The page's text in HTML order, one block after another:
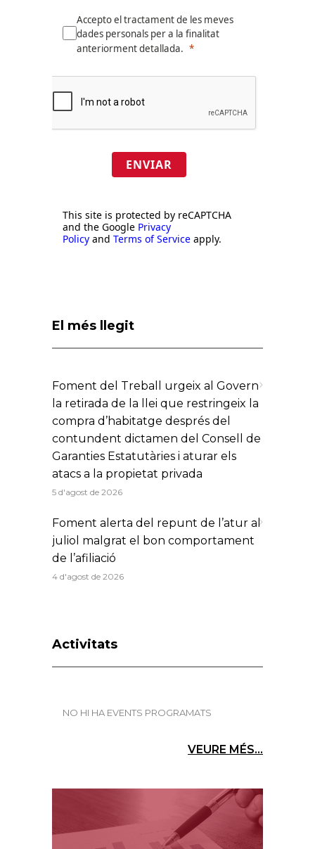
Accepto el tractament de les meves
dades personals per a la finalitat
anteriorment detallada.
ENVIAR
This site is protected by reCAPTCHA
and the Google Privacy
Policy and Terms of Service apply.
El més llegit
Foment del Treball urgeix al Govern
la retirada de la llei que restringeix la
compra d’habitatge després del
contundent dictamen del Consell de
Garanties Estatutàries i aturar els
atacs a la propietat privada
5 d'agost de 2026
Foment alerta del repunt de l’atur al
juliol malgrat el bon comportament
de l’afiliació
4 d'agost de 2026
Activitats
NO HI HA EVENTS PROGRAMATS
VEURE MÉS...